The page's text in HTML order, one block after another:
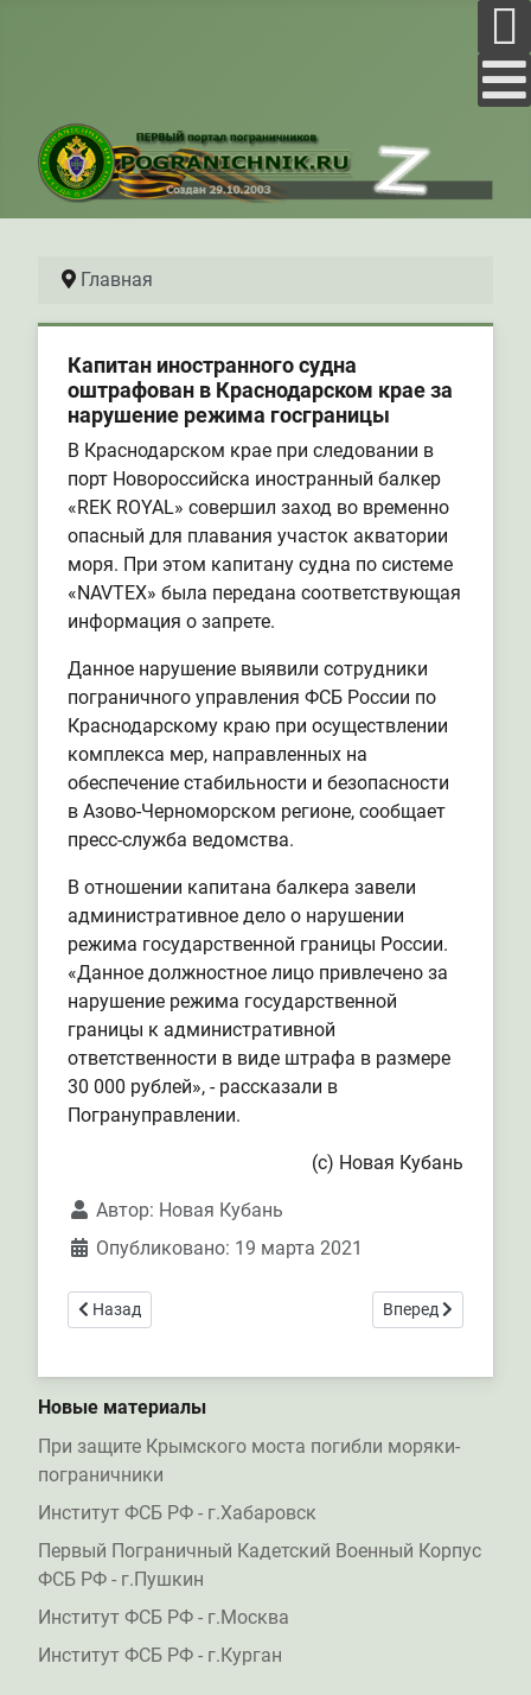
Главная
Капитан иностранного судна
оштрафован в Краснодарском крае за
нарушение режима госграницы
В Краснодарском крае при следовании в
порт Новороссийска иностранный балкер
«REK ROYAL» совершил заход во временно
опасный для плавания участок акватории
моря. При этом капитану судна по системе
«NAVTEX» была передана соответствующая
информация о запрете.
Данное нарушение выявили сотрудники
пограничного управления ФСБ России по
Краснодарскому краю при осуществлении
комплекса мер, направленных на
обеспечение стабильности и безопасности
в Азово-Черноморском регионе, сообщает
пресс-служба ведомства.
В отношении капитана балкера завели
административное дело о нарушении
режима государственной границы России.
«Данное должностное лицо привлечено за
нарушение режима государственной
границы к административной
ответственности в виде штрафа в размере
30 000 рублей», - рассказали в
Погрануправлении.
(с) Новая Кубань
Автор: Новая Кубань
Опубликовано: 19 марта 2021
Предыдущий: Смоленские пограничники обнаружили на
Назад Следующий:
Вперед
Новые материалы
При защите Крымского моста погибли моряки-
пограничники
Институт ФСБ РФ - г.Хабаровск
Первый Пограничный Кадетский Военный Корпус
ФСБ РФ - г.Пушкин
Институт ФСБ РФ - г.Москва
Институт ФСБ РФ - г.Курган